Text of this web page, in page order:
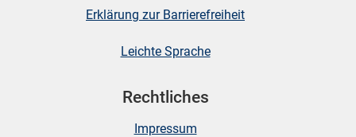
Erklärung zur Barrierefreiheit
Leichte Sprache
Rechtliches
Impressum